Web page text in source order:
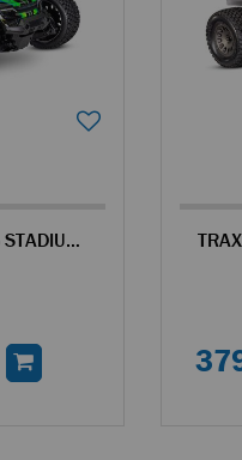
TRAXXAS MINI XRT 3S STADIUM TRUCK RC 4WD 1/14 BRUSHLESS VERT - 108076-1